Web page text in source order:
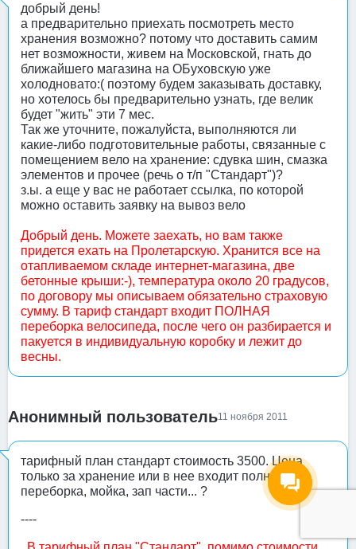
добрый день!
а предварительно приехать посмотреть место
хранения возможно? потому что доставить самим
нет возможности, живем на Московской, гнать до
ближайшего магазина на ОБуховскую уже
холодновато:( поэтому будем заказывать доставку,
но хотелось бы предварительно узнать, где велик
будет "жить" эти 7 мес.
Так же уточните, пожалуйста, выполняются ли
какие-либо подготовительные работы, связанные с
помещением вело на хранение: сдувка шин, смазка
элементов и прочее (речь о т/п "Стандарт")?
з.ы. а еще у вас не работает ссылка, по которой
можно оставить заявку на вывоз вело
Добрый день. Можете заехать, но вам также
придется ехать на Пролетарскую. Хранится все на
отапливаемом складе интернет-магазина, две
бетонные крыши:-), температура около 20 градусов,
по договору мы описываем обязательно страховую
сумму. В тариф стандарт входит ПОЛНАЯ
переборка велосипеда, после чего он разбирается и
пакуется в индивидуальную коробку и лежит до
весны.
Анонимный пользователь11 ноября 2011
тарифный план стандарт стоимость 3500. Цена
только за хранение или в нее входит полная
переборка, мойка, зап части... ?
----